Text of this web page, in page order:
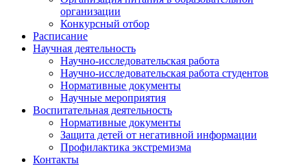
организации
Конкурсный отбор
Расписание
Научная деятельность
Научно-исследовательская работа
Научно-исследовательская работа студентов
Нормативные документы
Научные мероприятия
Воспитательная деятельность
Нормативные документы
Защита детей от негативной информации
Профилактика экстремизма
Контакты